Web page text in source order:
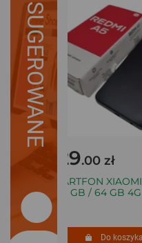
SUGEROWANE
229.00 zł
SMARTFON XIAOMI
A5 3 GB / 64 GB 4G
Do koszyka